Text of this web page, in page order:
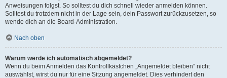
Anweisungen folgst. So solltest du dich schnell wieder anmelden können.
Solltest du trotzdem nicht in der Lage sein, dein Passwort zurückzusetzen, so
wende dich an die Board-Administration.
Nach oben
Warum werde ich automatisch abgemeldet?
Wenn du beim Anmelden das Kontrollkästchen „Angemeldet bleiben“ nicht
auswählst, wirst du nur für eine Sitzung angemeldet. Dies verhindert den